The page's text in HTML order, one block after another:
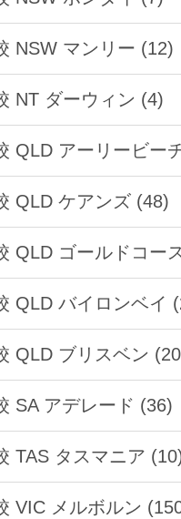
NSW マンリー (12)
NT ダーウィン (4)
QLD アーリービー
QLD ケアンズ (48)
QLD ゴールドコー
QLD バイロンベイ
QLD ブリスベン
SA アデレード (36)
TAS タスマニア
VIC メルボルン